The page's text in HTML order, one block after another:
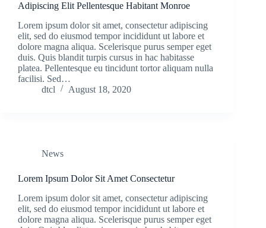
Adipiscing Elit Pellentesque Habitant Monroe
Lorem ipsum dolor sit amet, consectetur adipiscing
elit, sed do eiusmod tempor incididunt ut labore et
dolore magna aliqua. Scelerisque purus semper eget
duis. Quis blandit turpis cursus in hac habitasse
platea. Pellentesque eu tincidunt tortor aliquam nulla
facilisi. Sed…
dtcl
August 18, 2020
News
Lorem Ipsum Dolor Sit Amet Consectetur
Lorem ipsum dolor sit amet, consectetur adipiscing
elit, sed do eiusmod tempor incididunt ut labore et
dolore magna aliqua. Scelerisque purus semper eget